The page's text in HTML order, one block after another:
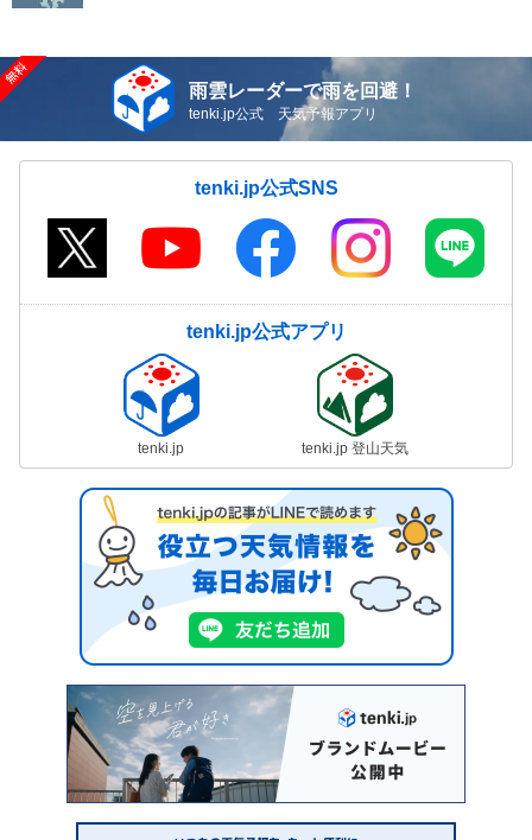
雨雲レーダーで雨を回避！
tenki.jp公式 天気予報アプリ
tenki.jp公式SNS
tenki.jp公式アプリ
tenki.jp tenki.jp 登山天気